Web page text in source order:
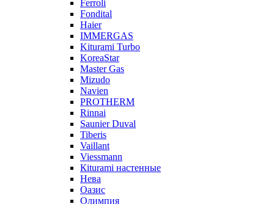
Ferroli
Fondital
Haier
IMMERGAS
Kiturami Turbo
KoreaStar
Master Gas
Mizudo
Navien
PROTHERM
Rinnai
Saunier Duval
Tiberis
Vaillant
Viessmann
Кiturami настенные
Нева
Оазис
Олимпия